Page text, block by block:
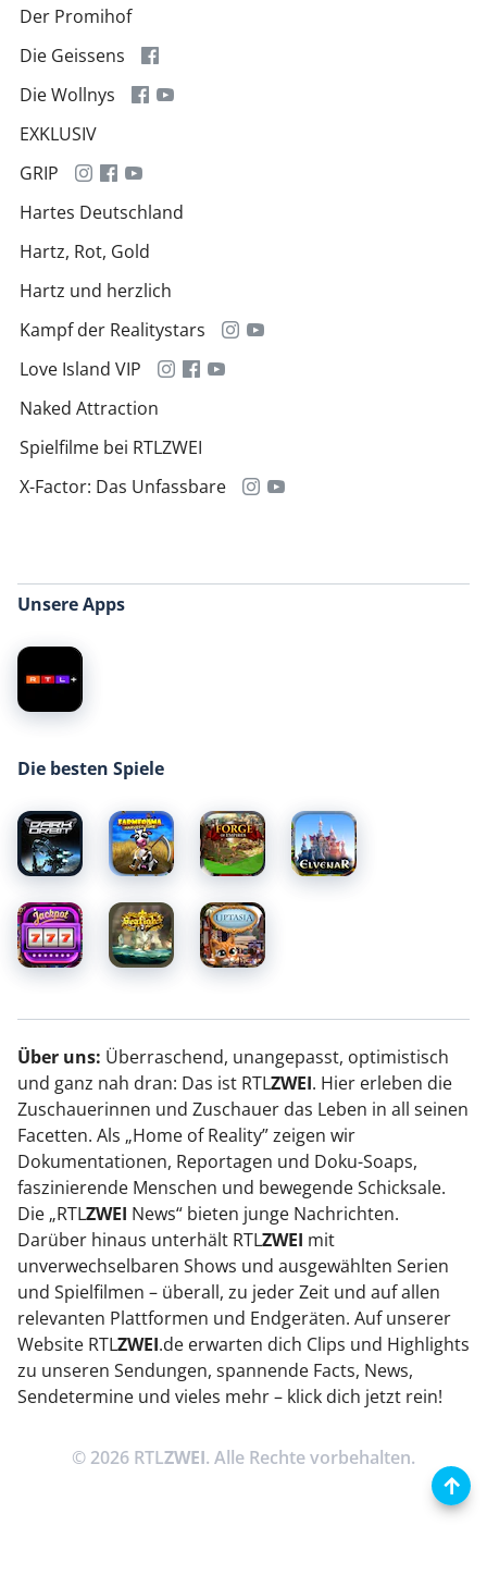
Der Promihof
Die Geissens
Die Wollnys
EXKLUSIV
GRIP
Hartes Deutschland
Hartz, Rot, Gold
Hartz und herzlich
Kampf der Realitystars
Love Island VIP
Naked Attraction
Spielfilme bei RTLZWEI
X-Factor: Das Unfassbare
Unsere Apps
Die besten Spiele
Über uns: Überraschend, unangepasst, optimistisch
und ganz nah dran: Das ist RTLZWEI. Hier erleben die
Zuschauerinnen und Zuschauer das Leben in all seinen
Facetten. Als „Home of Reality” zeigen wir
Dokumentationen, Reportagen und Doku-Soaps,
faszinierende Menschen und bewegende Schicksale.
Die „RTLZWEI News“ bieten junge Nachrichten.
Darüber hinaus unterhält RTLZWEI mit
unverwechselbaren Shows und ausgewählten Serien
und Spielfilmen – überall, zu jeder Zeit und auf allen
relevanten Plattformen und Endgeräten. Auf unserer
Website RTLZWEI.de erwarten dich Clips und Highlights
zu unseren Sendungen, spannende Facts, News,
Sendetermine und vieles mehr – klick dich jetzt rein!
© 2026 RTLZWEI. Alle Rechte vorbehalten.